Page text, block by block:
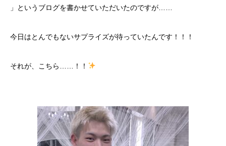
」というブログを書かせていただいたのですが……
今日はとんでもないサプライズが待っていたんです！！！
​それが、こちら……！！